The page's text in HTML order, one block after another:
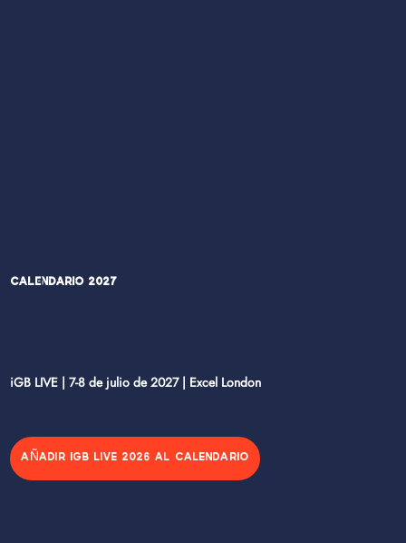
Calendario 2027
iGB LIVE | 7-8 de julio de 2027 | Excel London
AÑADIR IGB LIVE 2026 AL CALENDARIO